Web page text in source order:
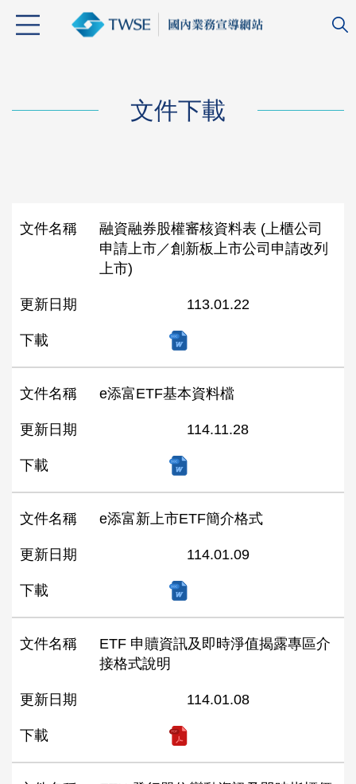
文件下載
文件名稱
融資融券股權審核資料表 (上櫃公司
申請上市／創新板上市公司申請改列
上市)
更新日期 113.01.22
下載
文件名稱 e添富ETF基本資料檔
更新日期 114.11.28
下載
文件名稱 e添富新上市ETF簡介格式
更新日期 114.01.09
下載
文件名稱
ETF 申贖資訊及即時淨值揭露專區介
接格式說明
更新日期 114.01.08
下載